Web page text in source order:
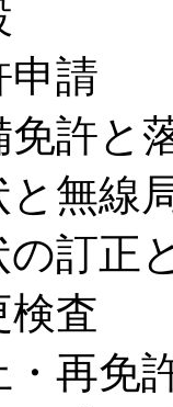
申請
許と
無線
訂正
検査
・再免